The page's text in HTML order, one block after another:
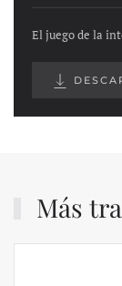
El juego de la
Más